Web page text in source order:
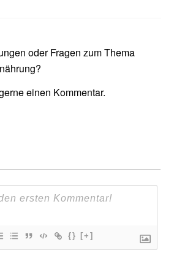
oder Fragen zum Thema
einen Kommentar.
{} [+]